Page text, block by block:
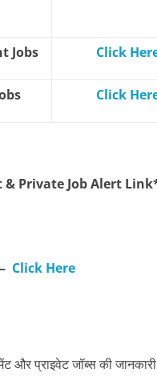
Jobs Click
Click
Private Job Alert
Click Here
और प्राइवेट जॉब्‍स की जानकारी